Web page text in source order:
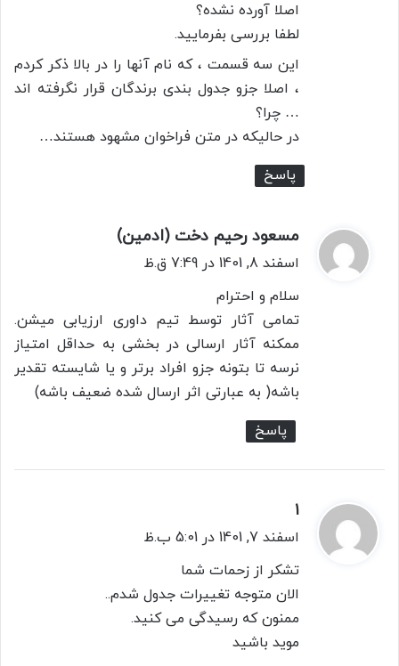
اصلا آورده نشده؟
لطفا بررسی بفرمایید.
این سه قسمت ، که نام آنها را در بالا ذکر کردم
، اصلا جزو جدول بندی برندگان قرار نگرفته اند
… چرا؟
در حالیکه در متن فراخوان مشهود هستند…
پاسخ
مسعود رحیم دخت (ادمین)
اسفند 8, 1401 در 7:49 ق.ظ
سلام و احترام
تمامی آثار توسط تیم داوری ارزیابی میشن.
ممکنه آثار ارسالی در بخشی به حداقل امتیاز
نرسه تا بتونه جزو افراد برتر و یا شایسته تقدیر
باشه( به عبارتی اثر ارسال شده ضعیف باشه)
پاسخ
۱
ف
ت
:
اسفند 7, 1401 در 5:01 ب.ظ
تشکر از زحمات شما
الان متوجه تغییرات جدول شدم..
ممنون که رسیدگی می کنید.
موید باشید